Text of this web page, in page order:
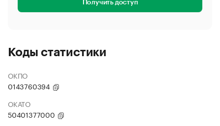
Получить доступ
Коды статистики
ОКПО
0143760394
ОКАТО
50401377000